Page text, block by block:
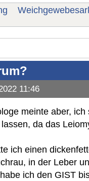
11:46
meinte aber, ich
da das
ich einen
in der Leber
ich den GIST